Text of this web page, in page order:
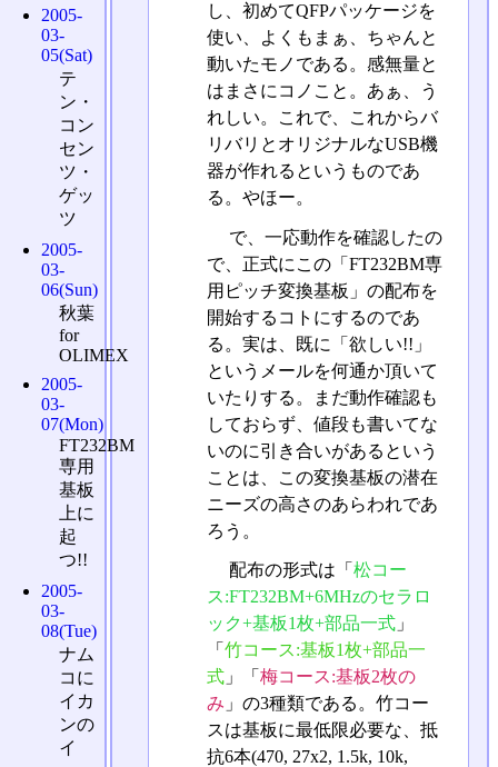
し、初めてQFPパッケージを
使い、よくもまぁ、ちゃんと
動いたモノである。感無量と
はまさにコノこと。あぁ、う
れしい。これで、これからバ
リバリとオリジナルなUSB機
器が作れるというものであ
る。やほー。
で、一応動作を確認したの
で、正式にこの「FT232BM専
用ピッチ変換基板」の配布を
開始するコトにするのであ
る。実は、既に「欲しい!!」
というメールを何通か頂いて
いたりする。まだ動作確認も
しておらず、値段も書いてな
いのに引き合いがあるという
ことは、この変換基板の潜在
ニーズの高さのあらわれであ
ろう。
配布の形式は「 松コー
ス:FT232BM+6MHzのセラロ
ック+基板1枚+部品一式」
「 竹コース:基板1枚+部品一
式」「 梅コース:基板2枚の
み 」の3種類である。竹コー
スは基板に最低限必要な、抵
抗6本(470, 27x2, 1.5k, 10k,
2005-
03-
05(Sat)
テ
ン・
コン
セン
ツ・
ゲッ
ツ
2005-
03-
06(Sun)
秋葉
for
OLIMEX
2005-
03-
07(Mon)
FT232BM
専用
基板
上に
起
つ!!
2005-
03-
08(Tue)
ナム
コに
イカ
ンの
イ